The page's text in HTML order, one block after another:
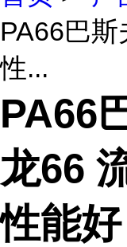
PA66巴
性...
PA66
龙66
性能